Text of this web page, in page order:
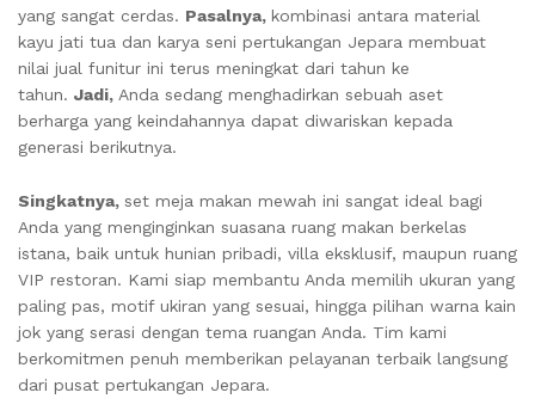
yang sangat cerdas. Pasalnya, kombinasi antara material
kayu jati tua dan karya seni pertukangan Jepara membuat
nilai jual funitur ini terus meningkat dari tahun ke
tahun. Jadi, Anda sedang menghadirkan sebuah aset
berharga yang keindahannya dapat diwariskan kepada
generasi berikutnya.
Singkatnya, set meja makan mewah ini sangat ideal bagi
Anda yang menginginkan suasana ruang makan berkelas
istana, baik untuk hunian pribadi, villa eksklusif, maupun ruang
VIP restoran. Kami siap membantu Anda memilih ukuran yang
paling pas, motif ukiran yang sesuai, hingga pilihan warna kain
jok yang serasi dengan tema ruangan Anda. Tim kami
berkomitmen penuh memberikan pelayanan terbaik langsung
dari pusat pertukangan Jepara.